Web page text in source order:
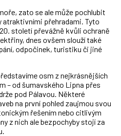
zato se ale může pochlubit
přehradami. Tyto
století převážně kvůli ochraně
dnes ovšem slouží také
odpočinek, turistiku či jiné
osm z nejkrásnějších
– od šumavského Lipna přes
pod Pálavou. Některé
na první pohled zaujmou svou
řešením nebo citlivým
z nich ale bezpochyby stojí za